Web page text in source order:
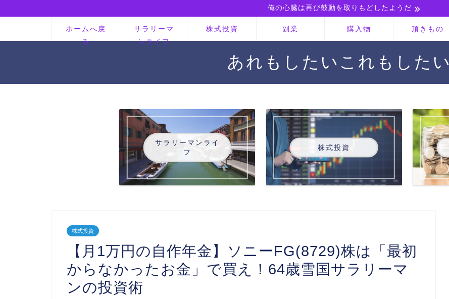
俺の心臓は再び鼓動を取りもどしたようだ
ホームへ戻
る
サラリーマ
ンライフ
株式投資 副業 購入物 頂きもの
あれもしたいこれもしたい
サラリーマンライ
フ
株式投資
株式投資
【月1万円の自作年金】ソニーFG(8729)株は「最初
からなかったお金」で買え！64歳雪国サラリーマ
ンの投資術